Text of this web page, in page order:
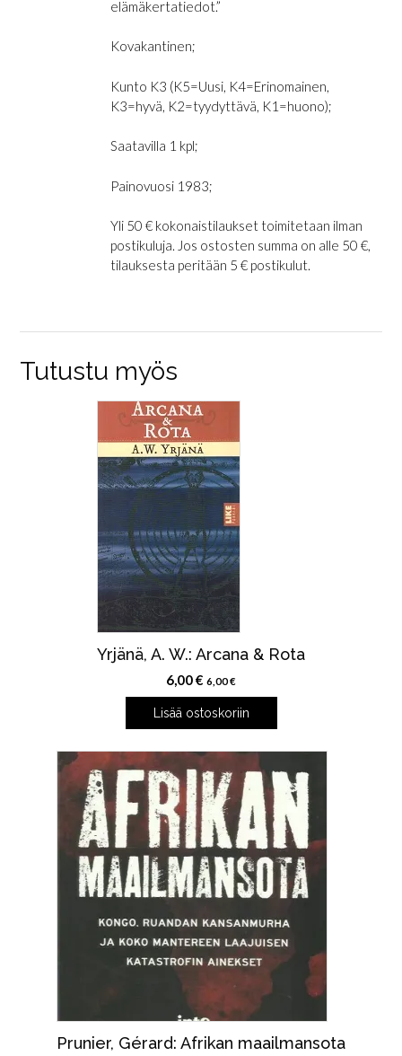
elämäkertatiedot.”
Kovakantinen;
Kunto K3 (K5=Uusi, K4=Erinomainen,
K3=hyvä, K2=tyydyttävä, K1=huono);
Saatavilla 1 kpl;
Painovuosi 1983;
Yli 50 € kokonaistilaukset toimitetaan ilman
postikuluja. Jos ostosten summa on alle 50 €,
tilauksesta peritään 5 € postikulut.
Tutustu myös
Yrjänä, A. W.: Arcana & Rota
6,00€ 6,00€
Lisää ostoskoriin
Prunier, Gérard: Afrikan maailmansota